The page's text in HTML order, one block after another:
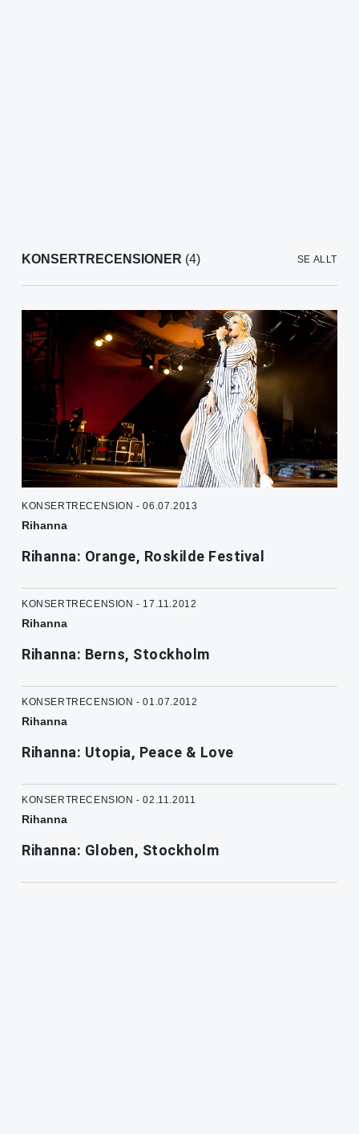
KONSERTRECENSIONER (4) SE ALLT
KONSERTRECENSION - 06.07.2013
Rihanna
Rihanna: Orange, Roskilde Festival
KONSERTRECENSION - 17.11.2012
Rihanna
Rihanna: Berns, Stockholm
KONSERTRECENSION - 01.07.2012
Rihanna
Rihanna: Utopia, Peace & Love
KONSERTRECENSION - 02.11.2011
Rihanna
Rihanna: Globen, Stockholm